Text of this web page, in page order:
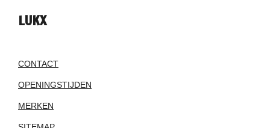
LUKX
CONTACT
OPENINGSTIJDEN
MERKEN